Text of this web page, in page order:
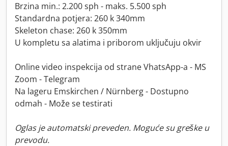
Brzina min.: 2.200 sph - maks. 5.500 sph
Standardna potjera: 260 k 340mm
Skeleton chase: 260 k 350mm
U kompletu sa alatima i priborom uključuju okvir
Online video inspekcija od strane VhatsApp-a - MS
Zoom - Telegram
Na lageru Emskirchen / Nürnberg - Dostupno
odmah - Može se testirati
Oglas je automatski preveden. Moguće su greške u
prevodu.